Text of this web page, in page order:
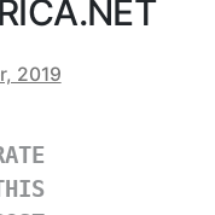
2019